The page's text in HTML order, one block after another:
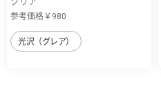
参考価格￥980
光沢（グレア）